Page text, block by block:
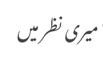
نظر میں